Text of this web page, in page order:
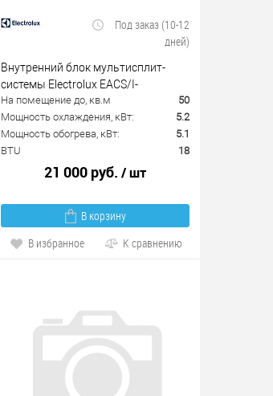
Под заказ (10-12
дней)
Внутренний блок мультисплит-
системы Electrolux EACS/I-
18HMFMI/N3
На помещение до, кв.м
50
Мощность охлаждения, кВт:
5.2
Мощность обогрева, кВт:
5.1
BTU
18
21 000 руб. / шт
В корзину
В избранное
К сравнению